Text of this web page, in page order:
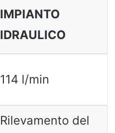
IMPIANTO
IDRAULICO
114 l/min
Rilevamento del